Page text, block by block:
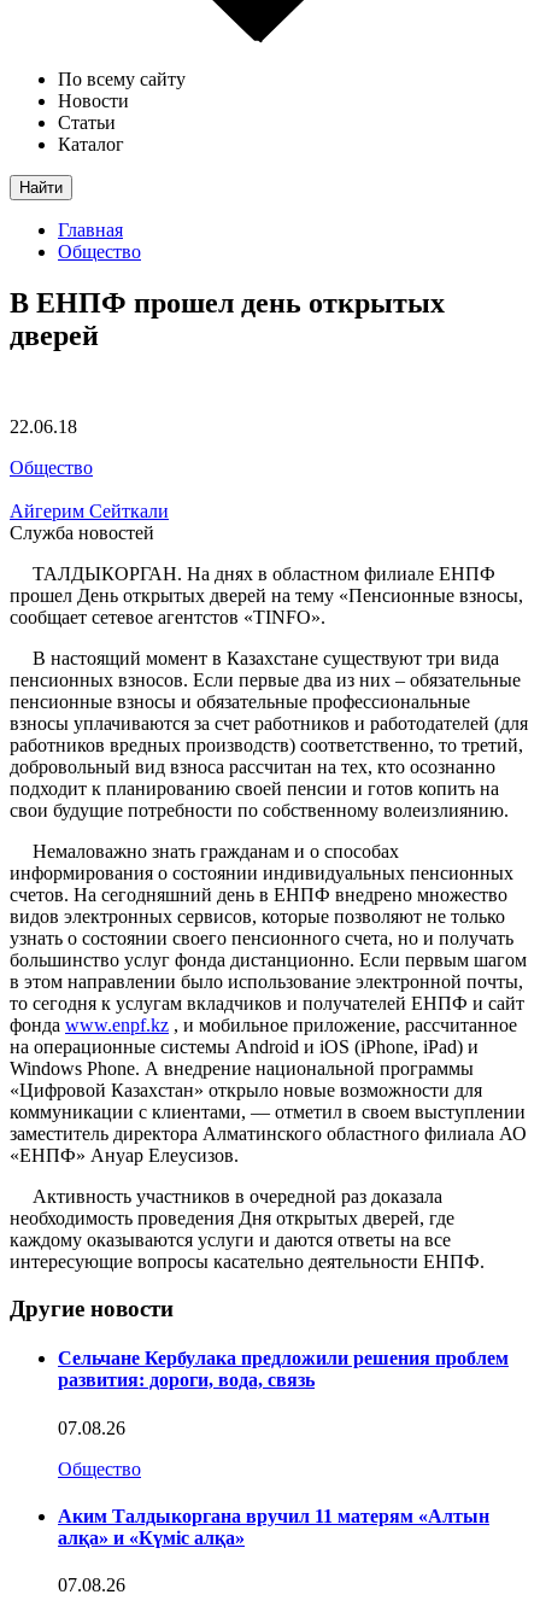
По всему сайту
Новости
Статьи
Каталог
Найти
Главная
Общество
В ЕНПФ прошел день открытых
дверей
22.06.18
Общество
Айгерим Сейткали
Служба новостей
ТАЛДЫКОРГАН. На днях в областном филиале ЕНПФ
прошел День открытых дверей на тему «Пенсионные взносы,
сообщает сетевое агентстов «TINFO».
В настоящий момент в Казахстане существуют три вида
пенсионных взносов. Если первые два из них – обязательные
пенсионные взносы и обязательные профессиональные
взносы уплачиваются за счет работников и работодателей (для
работников вредных производств) соответственно, то третий,
добровольный вид взноса рассчитан на тех, кто осознанно
подходит к планированию своей пенсии и готов копить на
свои будущие потребности по собственному волеизлиянию.
Немаловажно знать гражданам и о способах
информирования о состоянии индивидуальных пенсионных
счетов. На сегодняшний день в ЕНПФ внедрено множество
видов электронных сервисов, которые позволяют не только
узнать о состоянии своего пенсионного счета, но и получать
большинство услуг фонда дистанционно. Если первым шагом
в этом направлении было использование электронной почты,
то сегодня к услугам вкладчиков и получателей ЕНПФ и сайт
фонда www.enpf.kz , и мобильное приложение, рассчитанное
на операционные системы Android и iOS (iPhone, iPad) и
Windows Phone. А внедрение национальной программы
«Цифровой Казахстан» открыло новые возможности для
коммуникации с клиентами, — отметил в своем выступлении
заместитель директора Алматинского областного филиала АО
«ЕНПФ» Ануар Елеусизов.
Активность участников в очередной раз доказала
необходимость проведения Дня открытых дверей, где
каждому оказываются услуги и даются ответы на все
интересующие вопросы касательно деятельности ЕНПФ.
Другие новости
Сельчане Кербулака предложили решения проблем
развития: дороги, вода, связь
07.08.26
Общество
Аким Талдыкоргана вручил 11 матерям «Алтын
алқа» и «Күміс алқа»
07.08.26